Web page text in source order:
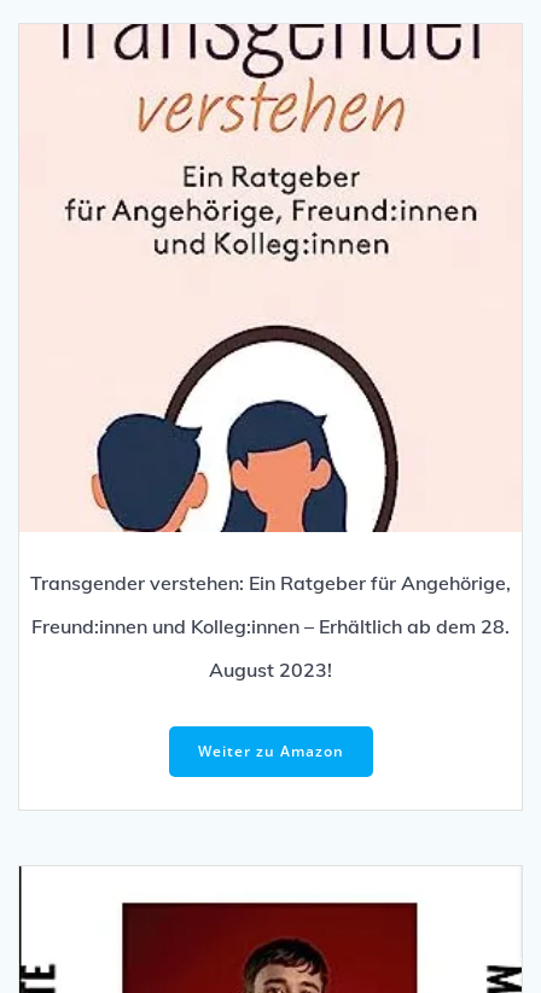
Transgender verstehen: Ein Ratgeber für Angehörige,
Freund:innen und Kolleg:innen – Erhältlich ab dem 28.
August 2023!
Weiter zu Amazon